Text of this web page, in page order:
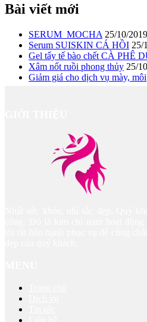
Bài viết mới
SERUM_MOCHA 25/10/2019
Serum SUISKIN CÁ HỒI 25/
Gel tẩy tế bào chết CÀ PHÊ
Xâm nốt ruồi phong thủy 25/
Giảm giá cho dịch vụ mày, môi